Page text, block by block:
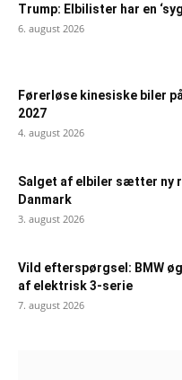
Trump: Elbilister har en
6. august 2026
Førerløse kinesiske biler
2027
4. august 2026
Salget af elbiler sætter ny
Danmark
3. august 2026
Vild efterspørgsel: BMW
af elektrisk 3-serie
7. august 2026